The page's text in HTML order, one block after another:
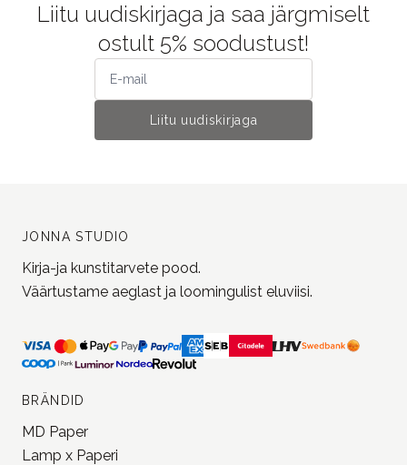
Liitu uudiskirjaga ja saa järgmiselt
ostult 5% soodustust!
Liitu uudiskirjaga
JONNA STUDIO
Kirja-ja kunstitarvete pood.
Väärtustame aeglast ja loomingulist eluviisi.
BRÄNDID
MD Paper
Lamp x Paperi